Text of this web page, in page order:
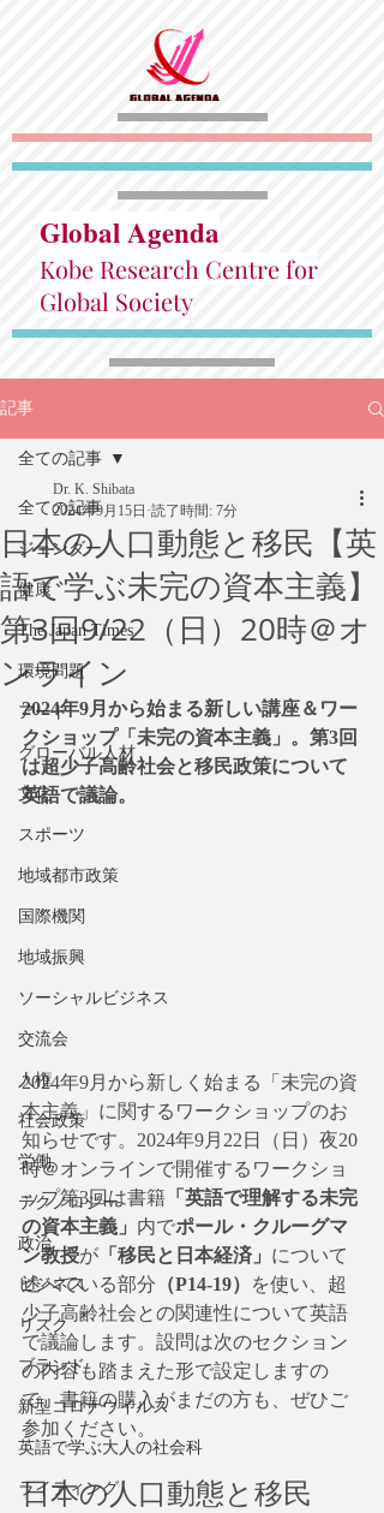
Global Agenda
Kobe Research Centre for
Global Society
記事
全ての記事
ジェンダー
健康
The Japan Times
環境問題
アート
グローバル人材
文化
スポーツ
地域都市政策
国際機関
地域振興
ソーシャルビジネス
交流会
人権
社会政策
労働
テクノロジー
政治
ビジネス
リスク
ブランド
新型コロナウイルス
英語で学ぶ大人の社会科
ライティング
全ての記事
日本の人口動態と移民【英
語で学ぶ未完の資本主義】
第3回9/22（日）20時＠オ
ンライン
Dr. K. Shibata
2024年9月15日 読了時間: 7分
2024年9月から始まる新しい講座＆ワー
クショップ「未完の資本主義」。第3回
は超少子高齢社会と移民政策について
英語で議論。
2024年9月から新しく始まる「未完の資
本主義」に関するワークショップのお
知らせです。2024年9月22日（日）夜20
時＠オンラインで開催するワークショ
ップ第3回は書籍 「英語で理解する未完
の資本主義」 内でポール・クルーグマ
ン教授が 「移民と日本経済」 について
述べている部分 （P14-19）
を使い、超
少子高齢社会との関連性について英語
で議論します。設問は次のセクション
の内容も踏まえた形で設定しますの
で、書籍の購入がまだの方も、ぜひご
参加ください。
日本の人口動態と移民